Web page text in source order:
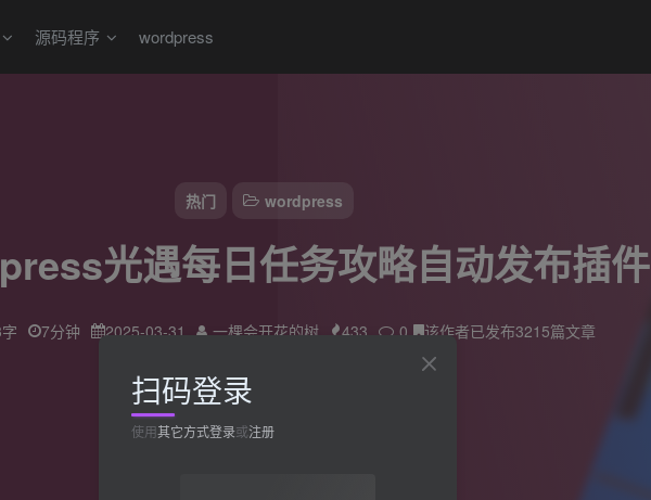
热门 wordpress
光遇每日任务攻略自动发布插件
7分钟 2025-03-31 一棵会开花的树 433 0 该作者已发布3215篇文章
源码程序 wordpress
扫码登录
使用其它方式登录或注册